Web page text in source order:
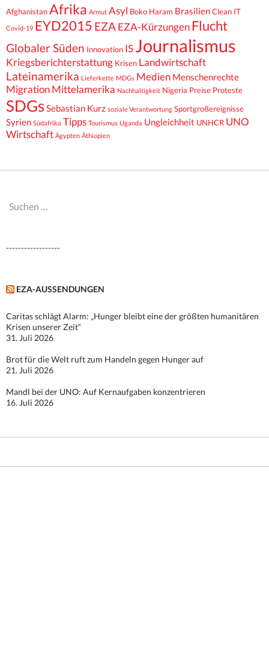
AfghanistanAfrika Armut Asyl Boko Haram BrasilienClean IT
Covid-19 EYD2015 EZA EZA-Kürzungen Flucht
Globaler Süden Innovation IS Journalismus
Kriegsberichterstattung Krisen Landwirtschaft
Lateinamerika Lieferkette MDGs Medien Menschenrechte
Migration Mittelamerika Nachhaltigkeit Nigeria Preise Proteste
SDGsSebastian Kurz soziale Verantwortung Sportgroßereignisse
Syrien Südafrika Tipps Tourismus Uganda Ungleichheit UNHCR UNO
Wirtschaft Ägypten Äthiopien
Suchen
------------------
EZA-AUSSENDUNGEN
Caritas schlägt Alarm: „Hunger bleibt eine der größten humanitären
Krisen unserer Zeit“
31. Juli 2026
Brot für die Welt ruft zum Handeln gegen Hunger auf
21. Juli 2026
Mandl bei der UNO: Auf Kernaufgaben konzentrieren
16. Juli 2026